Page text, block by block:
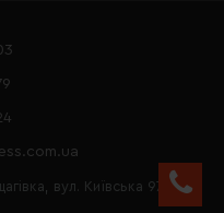
вул. Київська 97